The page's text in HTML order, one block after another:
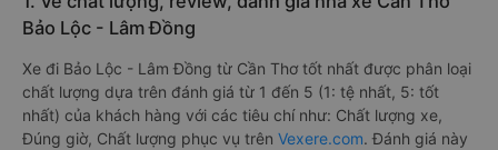
Bảo Lộc - Lâm Đồng
Xe đi Bảo Lộc - Lâm Đồng từ Cần Thơ tốt nhất được phân loại
chất lượng dựa trên đánh giá từ 1 đến 5 (1: tệ nhất, 5: tốt
nhất) của khách hàng với các tiêu chí như: Chất lượng xe,
Đúng giờ, Chất lượng phục vụ trên Vexere.com. Đánh giá này